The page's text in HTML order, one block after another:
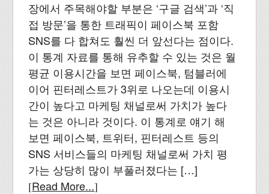
장에서 주목해야할 부분은 ‘구글 검색’과 ‘직
접 방문’을 통한 트래픽이 페이스북 포함
SNS를 다 합쳐도 훨씬 더 앞선다는 점이다.
이 통계 자료를 통해 유추할 수 있는 것은 월
평균 이용시간을 보면 페이스북, 텀블러에
이어 핀터레스트가 3위로 나오는데 이용시
간이 높다고 마케팅 채널로써 가치가 높다
는 것은 아니라 것이다. 이 통계로 얘기 해
보면 페이스북, 트위터, 핀터레스트 등의
SNS 서비스들의 마케팅 채널로써 가치 평
가는 상당히 많이 부풀러졌다는 […]
[Read More...]